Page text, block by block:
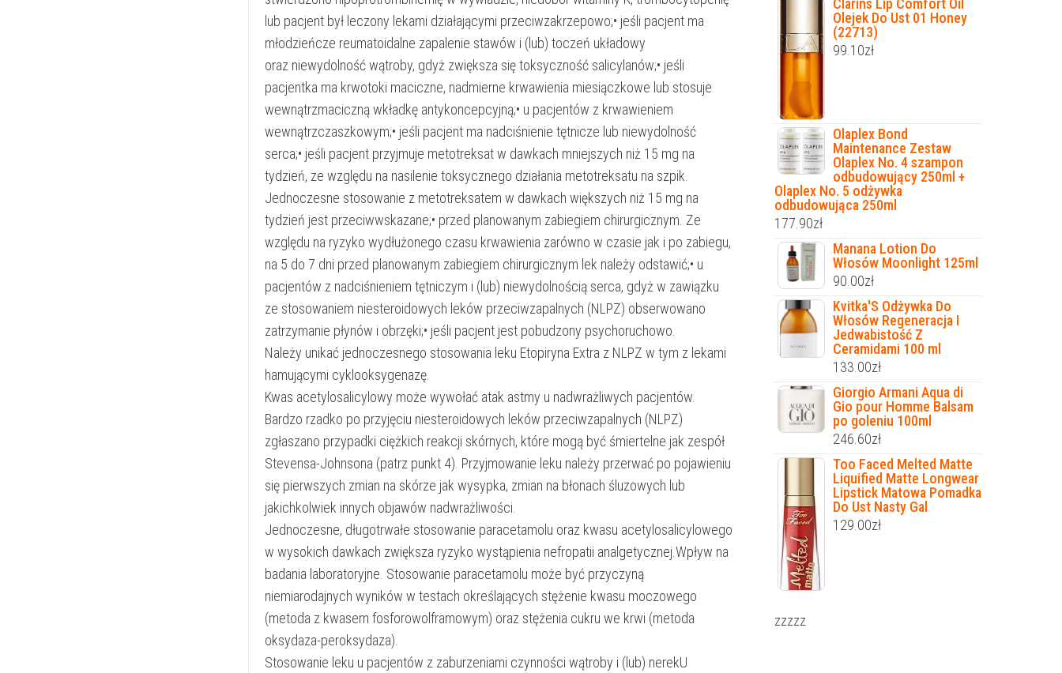
lub pacjent był leczony lekami działającymi przeciwzakrzepowo;• jeśli pacjent ma
młodzieńcze reumatoidalne zapalenie stawów i (lub) toczeń układowy
oraz niewydolność wątroby, gdyż zwiększa się toksyczność salicylanów;• jeśli
pacjentka ma krwotoki maciczne, nadmierne krwawienia miesiączkowe lub stosuje
wewnątrzmaciczną wkładkę antykoncepcyjną;• u pacjentów z krwawieniem
wewnątrzczaszkowym;• jeśli pacjent ma nadciśnienie tętnicze lub niewydolność
serca;• jeśli pacjent przyjmuje metotreksat w dawkach mniejszych niż 15 mg na
tydzień, ze względu na nasilenie toksycznego działania metotreksatu na szpik.
Jednoczesne stosowanie z metotreksatem w dawkach większych niż 15 mg na
tydzień jest przeciwwskazane;• przed planowanym zabiegiem chirurgicznym. Ze
względu na ryzyko wydłużonego czasu krwawienia zarówno w czasie jak i po zabiegu,
na 5 do 7 dni przed planowanym zabiegiem chirurgicznym lek należy odstawić;• u
pacjentów z nadciśnieniem tętniczym i (lub) niewydolnością serca, gdyż w zawiązku
ze stosowaniem niesteroidowych leków przeciwzapalnych (NLPZ) obserwowano
zatrzymanie płynów i obrzęki;• jeśli pacjent jest pobudzony psychoruchowo.
Należy unikać jednoczesnego stosowania leku Etopiryna Extra z NLPZ w tym z lekami
hamującymi cyklooksygenazę.
Kwas acetylosalicylowy może wywołać atak astmy u nadwrażliwych pacjentów.
Bardzo rzadko po przyjęciu niesteroidowych leków przeciwzapalnych (NLPZ)
zgłaszano przypadki ciężkich reakcji skórnych, które mogą być śmiertelne jak zespół
Stevensa-Johnsona (patrz punkt 4). Przyjmowanie leku należy przerwać po pojawieniu
się pierwszych zmian na skórze jak wysypka, zmian na błonach śluzowych lub
jakichkolwiek innych objawów nadwrażliwości.
Jednoczesne, długotrwałe stosowanie paracetamolu oraz kwasu acetylosalicylowego
w wysokich dawkach zwiększa ryzyko wystąpienia nefropatii analgetycznej.Wpływ na
badania laboratoryjne. Stosowanie paracetamolu może być przyczyną
niemiarodajnych wyników w testach określających stężenie kwasu moczowego
(metoda z kwasem fosforowolframowym) oraz stężenia cukru we krwi (metoda
oksydaza-peroksydaza).
Stosowanie leku u pacjentów z zaburzeniami czynności wątroby i (lub) nerekU
Clarins Lip Comfort Oil
Olejek Do Ust 01 Honey
(22713)
99.10zł
Olaplex Bond
Maintenance Zestaw
Olaplex No. 4 szampon
odbudowujący 250ml +
Olaplex No. 5 odżywka
odbudowująca 250ml
177.90zł
Manana Lotion Do
Włosów Moonlight 125ml
90.00zł
Kvitka'S Odżywka Do
Włosów Regeneracja I
Jedwabistość Z
Ceramidami 100 ml
133.00zł
Giorgio Armani Aqua di
Gio pour Homme Balsam
po goleniu 100ml
246.60zł
Too Faced Melted Matte
Liquified Matte Longwear
Lipstick Matowa Pomadka
Do Ust Nasty Gal
129.00zł
zzzzz